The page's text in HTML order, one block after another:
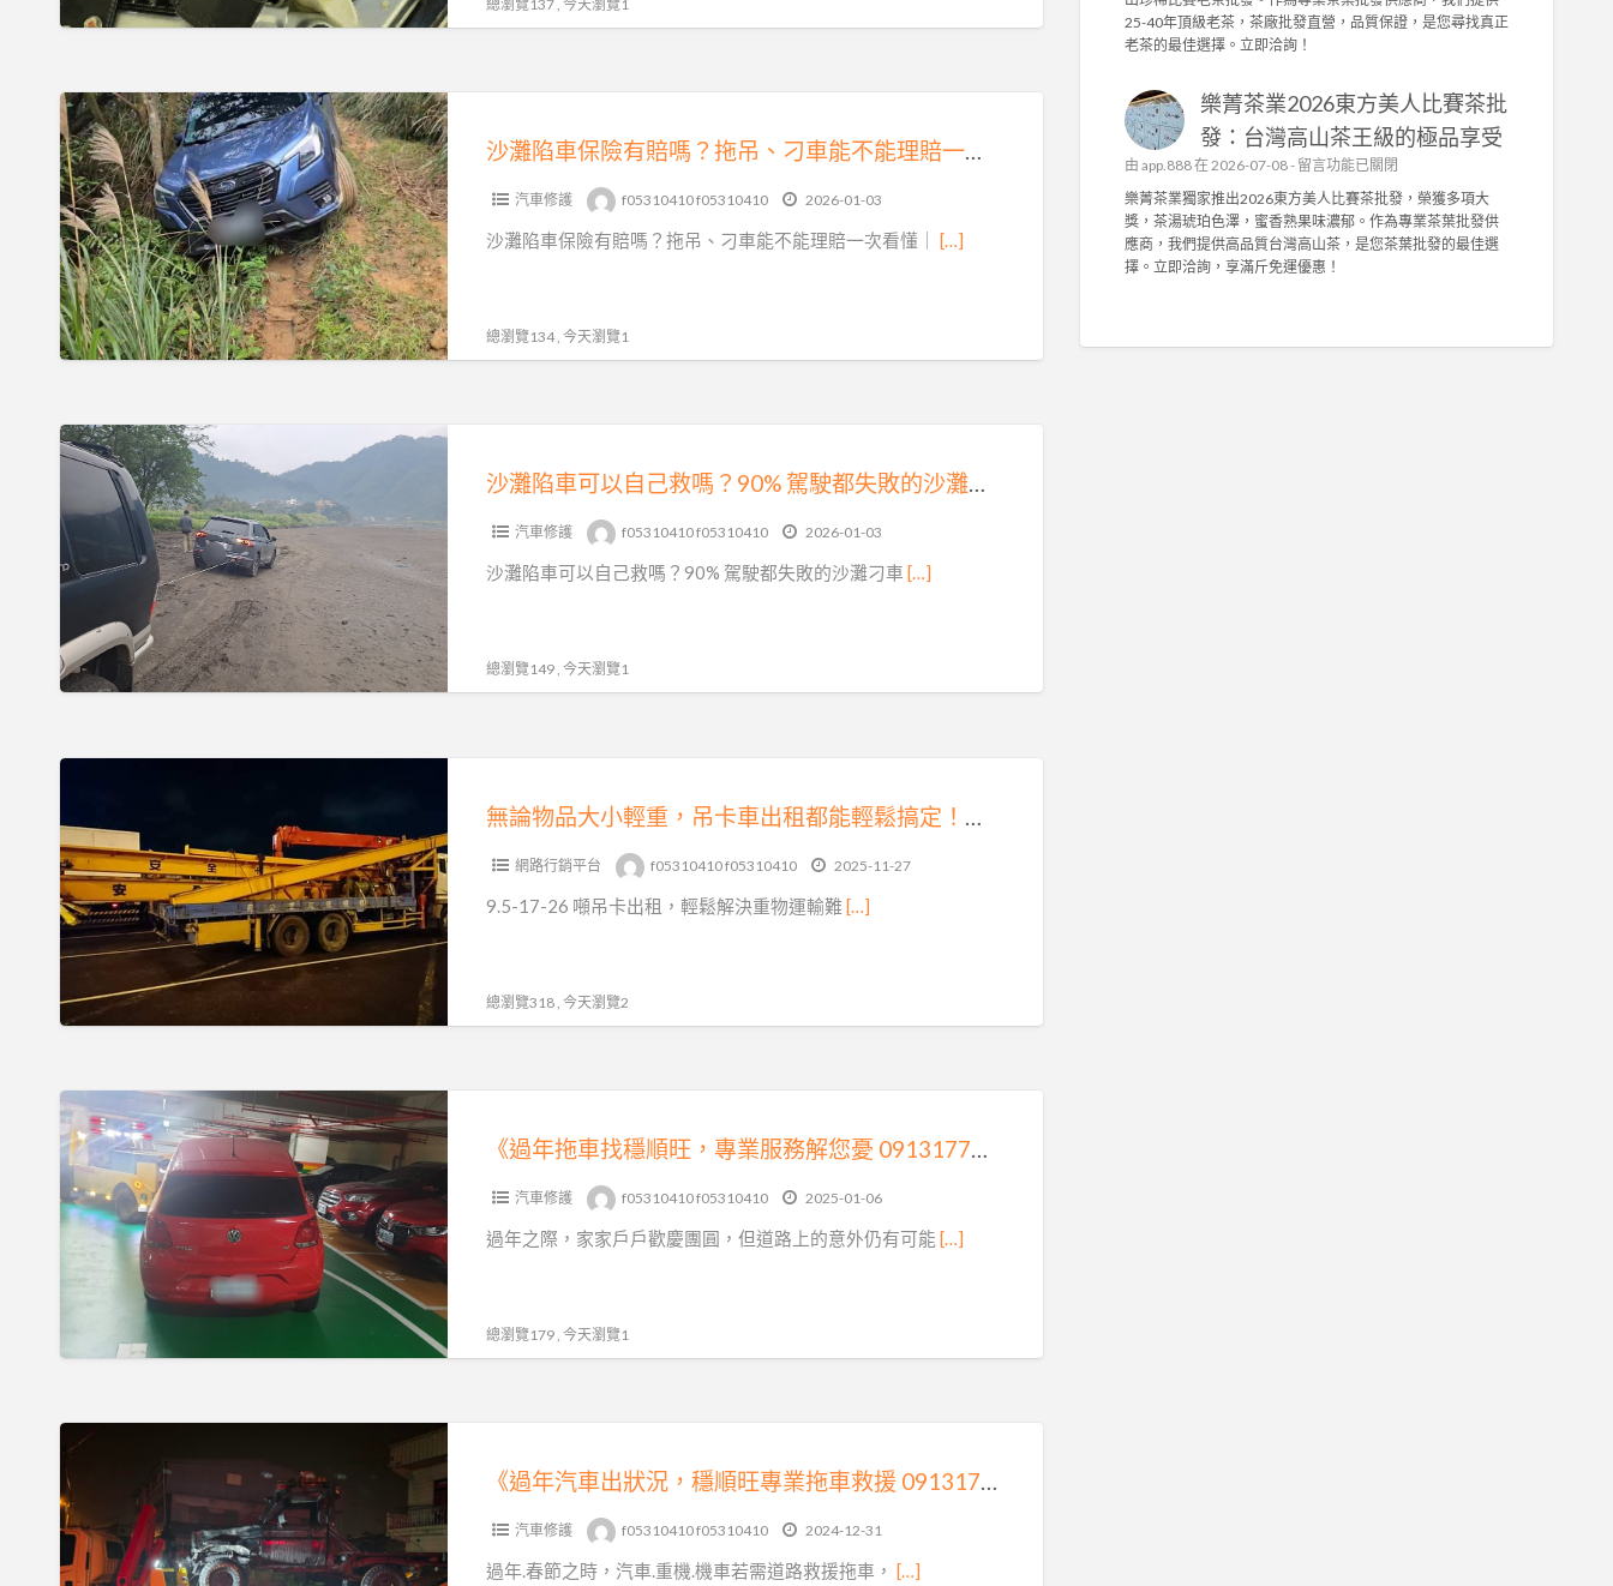
全
析
車、
油
車、
大
貨
車、
機
車、
重
機
方
位
援
總瀏覽137 , 今天瀏覽1
沙
灘
陷
車
保
險
有
賠
嗎？
吊、
刁
能
不
能
賠
一
看
｜
避
免
白
忙
場
沙灘陷車保險有賠嗎？拖吊、刁車能不能理賠一次看懂｜避免白忙一場
汽車修護 f05310410 f05310410 2026-01-03
沙灘陷車保險有賠嗎？拖吊、刁車能不能理賠一次看懂｜ […]
總瀏覽134 , 今天瀏覽1
沙
陷
車
可
自
己
救
90%
駛
都
失
敗
的
灘
車
真
相
｜
專
沙
援
解
析
沙灘陷車可以自己救嗎？90% 駕駛都失敗的沙灘刁車真相｜專業沙灘拖吊救援解析
汽車修護 f05310410 f05310410 2026-01-03
沙灘陷車可以自己救嗎？90% 駕駛都失敗的沙灘刁車 […]
總瀏覽149 , 今天瀏覽1
無
物
品
大
小
輕
重，
吊
車
出
租
都
能
鬆
定！
繫
我
們
吧！
無論物品大小輕重，吊卡車出租都能輕鬆搞定！聯繫我們吧！
網路行銷平台 f05310410 f05310410 2025-11-27
9.5-17-26 噸吊卡出租，輕鬆解決重物運輸難 […]
總瀏覽318 , 今天瀏覽2
《過
年
拖
車
找
專
服
解
您
憂
《過年拖車找穩順旺，專業服務解您憂 0913177311，LINE 同號》
汽車修護 f05310410 f05310410 2025-01-06
過年之際，家家戶戶歡慶團圓，但道路上的意外仍有可能 […]
總瀏覽179 , 今天瀏覽1
《過
年
汽
車
出
《過年汽車出狀況，穩順旺專業拖車救援 0913177311，LINE 同號》
汽車修護 f05310410 f05310410 2024-12-31
過年.春節之時，汽車.重機.機車若需道路救援拖車， […]
〉
中
套
打
舒
適
耐
用
輕
鬆
拆
洗
中
墊
訂
做
抗
機
能
布
與
高
密
度
，
菁
茶
業
獲
2
0
2
6
台
灣
陳
競
25-40年頂級老茶，茶廠批發直營，品質保證，是您尋找真正
老茶的最佳選擇。立即洽詢！
樂菁茶業2026東方美人比賽茶批
發：台灣高山茶王級的極品享受
由 app.888在 2026-07-08 - 在
〈
樂
菁
茶
業
2
留言功能已關閉
樂菁茶業獨家推出2026東方美人比賽茶批發，榮獲多項大
獎，茶湯琥珀色澤，蜜香熟果味濃郁。作為專業茶葉批發供
應商，我們提供高品質台灣高山茶，是您茶葉批發的最佳選
擇。立即洽詢，享滿斤免運優惠！